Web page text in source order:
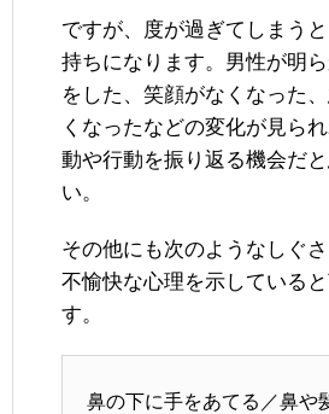
ですが、度が過ぎてしまう
持ちになります。男性が明
をした、笑顔がなくなった
くなったなどの変化が見ら
動や行動を振り返る機会だ
い。
その他にも次のようなしぐさ
不愉快な心理を示している
す。
鼻の下に手をあてる／鼻や